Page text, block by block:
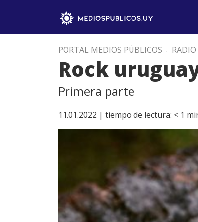
PORTAL MEDIOS PÚBLICOS . RADIO
Rock
Primera parte
11.01.2022 | tiempo de lectura: < 1